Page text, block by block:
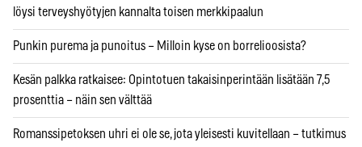
löysi terveyshyötyjen kannalta toisen merkkipaalun
Punkin purema ja punoitus – Milloin kyse on borrelioosista?
Kesän palkka ratkaisee: Opintotuen takaisinperintään lisätään 7,5
prosenttia – näin sen välttää
Romanssipetoksen uhri ei ole se, jota yleisesti kuvitellaan – tutkimus